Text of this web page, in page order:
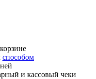
способом
и кассовый чеки